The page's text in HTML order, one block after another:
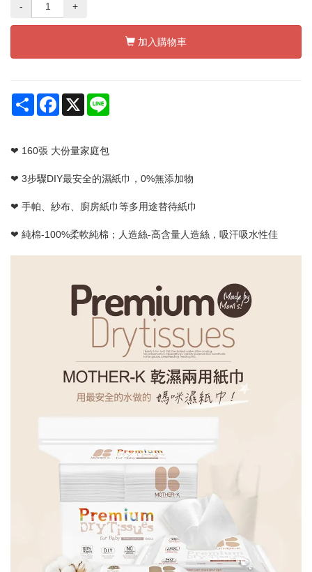
-
+
加入購物車
Share Facebook
X
❤ 160張 大份量家庭包
❤ 3步驟DIY最安全的濕紙巾，0%無添加物
❤ 手帕、紗布、廚房紙巾等多用途替待紙巾
❤ 純棉-100%柔軟純棉；人造絲-高含量人造絲，吸汗吸水性佳